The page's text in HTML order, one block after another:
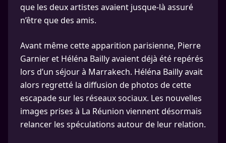
que les deux artistes avaient jusque-là assuré
n’être que des amis.
Avant même cette apparition parisienne, Pierre
Garnier et Héléna Bailly avaient déjà été repérés
lors d’un séjour à Marrakech. Héléna Bailly avait
alors regretté la diffusion de photos de cette
escapade sur les réseaux sociaux. Les nouvelles
images prises à La Réunion viennent désormais
relancer les spéculations autour de leur relation.